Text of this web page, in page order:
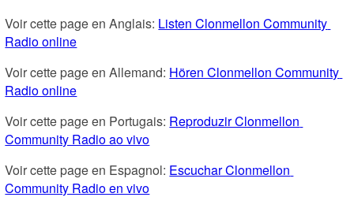
Voir cette page en Anglais: Listen Clonmellon Community
Radio online
Voir cette page en Allemand: Hören Clonmellon Community
Radio online
Voir cette page en Portugais: Reproduzir Clonmellon
Community Radio ao vivo
Voir cette page en Espagnol: Escuchar Clonmellon
Community Radio en vivo